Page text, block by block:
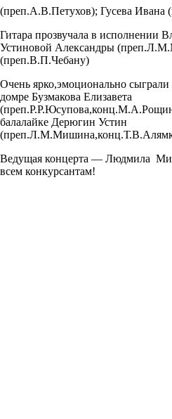
(преп.А.В.Петухов); Гусева Ивана (
Гитара прозвучала в исполнении
Устиновой Александры (
(преп.В.П.Чебану)
Очень ярко,эмоционально сыграли
домре Бузмакова Елизавета
(
балалайке Дерюгин Устин
(
Ведущая концерта — Людмила
всем конкурсантам!